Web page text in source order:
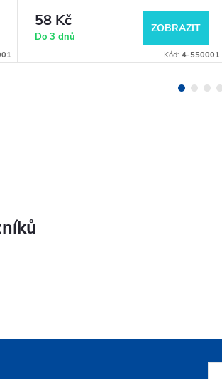
58 Kč
Do 3 dnů
ZOBRAZIT
Kód: 4-550001